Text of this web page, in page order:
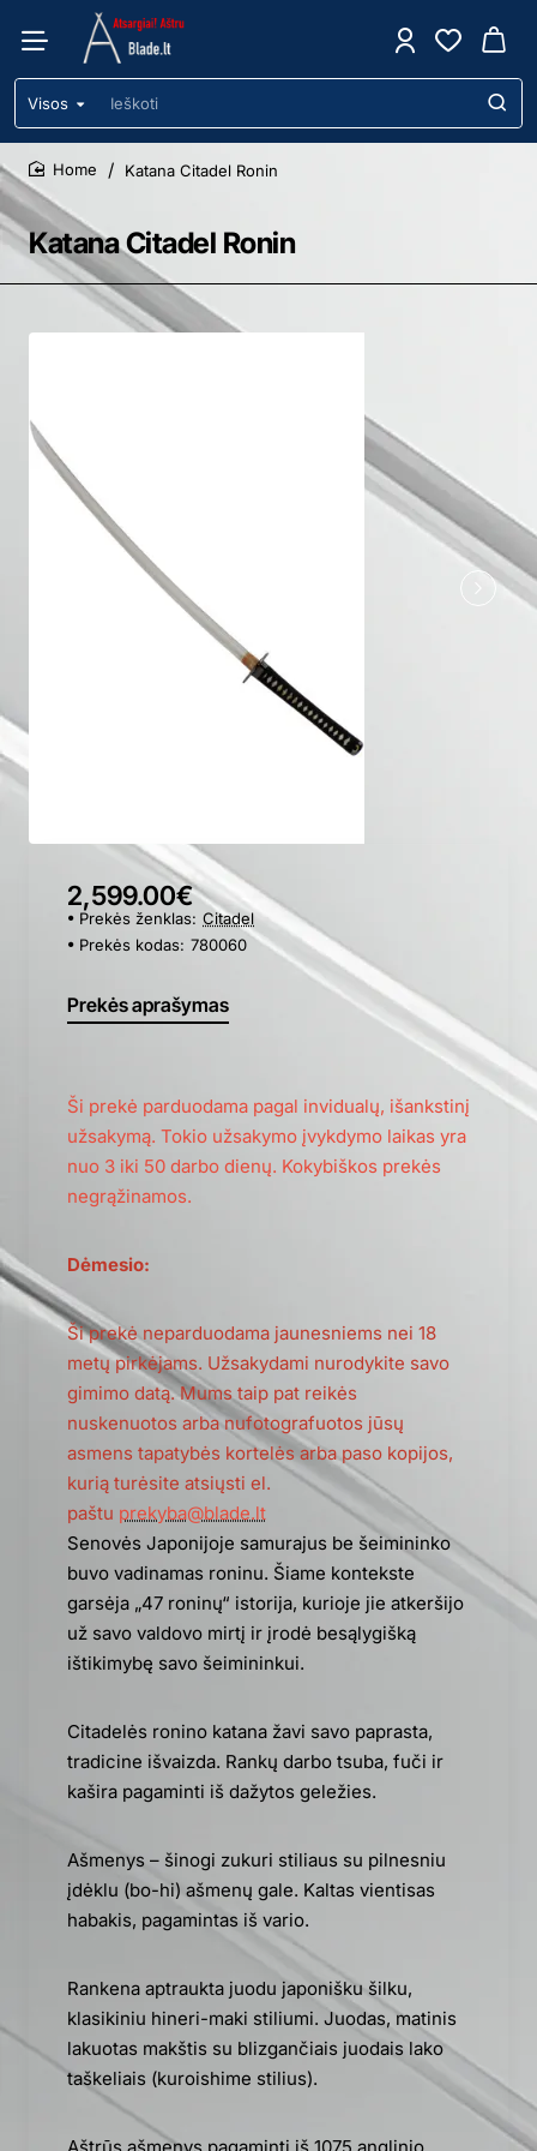
Visos
Ieškoti
Katana Citadel Ronin
home
Katana Citadel Ronin
2,599.00€
Prekės ženklas: Citadel
Prekės kodas: 780060
Prekės aprašymas
Ši prekė parduodama pagal invidualų, išankstinį
užsakymą. Tokio užsakymo įvykdymo laikas yra
nuo 3 iki 50 darbo dienų. Kokybiškos prekės
negrąžinamos.
Dėmesio:
Ši prekė neparduodama jaunesniems nei 18
metų pirkėjams. Užsakydami nurodykite savo
gimimo datą. Mums taip pat reikės
nuskenuotos arba nufotografuotos jūsų
asmens tapatybės kortelės arba paso kopijos,
kurią turėsite atsiųsti el.
paštu prekyba@blade.lt
Senovės Japonijoje samurajus be šeimininko
buvo vadinamas roninu. Šiame kontekste
garsėja „47 roninų“ istorija, kurioje jie atkeršijo
už savo valdovo mirtį ir įrodė besąlygišką
ištikimybę savo šeimininkui.
Citadelės ronino katana žavi savo paprasta,
tradicine išvaizda. Rankų darbo tsuba, fuči ir
kašira pagaminti iš dažytos geležies.
Ašmenys – šinogi zukuri stiliaus su pilnesniu
įdėklu (bo-hi) ašmenų gale. Kaltas vientisas
habakis, pagamintas iš vario.
Rankena aptraukta juodu japonišku šilku,
klasikiniu hineri-maki stiliumi. Juodas, matinis
lakuotas makštis su blizgančiais juodais lako
taškeliais (kuroishime stilius).